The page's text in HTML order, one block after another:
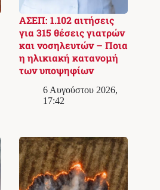
ΑΣΕΠ: 1.102 αιτήσεις
για 315 θέσεις γιατρών
και νοσηλευτών – Ποια
η ηλικιακή κατανομή
των υποψηφίων
6 Αυγούστου 2026,
17:42